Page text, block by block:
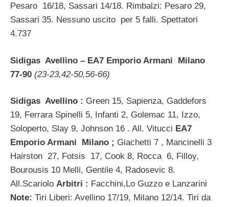
Pesaro 16/18, Sassari 14/18. Rimbalzi: Pesaro 29,
Sassari 35. Nessuno uscito per 5 falli. Spettatori
4.737
Sidigas Avellino – EA7 Emporio Armani Milano
77-90 (23-23,42-50,56-66)
Sidigas Avellino : Green 15, Sapienza, Gaddefors
19, Ferrara Spinelli 5, Infanti 2, Golemac 11, Izzo,
Soloperto, Slay 9, Johnson 16 . All. Vitucci EA7
Emporio Armani Milano ; Giachetti 7 , Mancinelli 3
Hairston 27, Fotsis 17, Cook 8, Rocca 6, Filloy,
Bourousis 10 Melli, Gentile 4, Radosevic 8.
All.Scariolo Arbitri : Facchini,Lo Guzzo e Lanzarini
Note: Tiri Liberi: Avellino 17/19, Milano 12/14. Tiri da